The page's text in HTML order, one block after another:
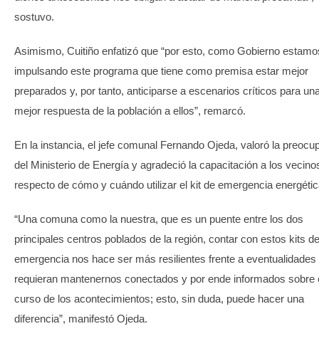
sostuvo.
Asimismo, Cuitiño enfatizó que “por esto, como Gobierno
impulsando este programa que tiene como premisa estar mejor
preparados y, por tanto, anticiparse a escenarios críticos para
mejor respuesta de la población a ellos”, remarcó.
En la instancia, el jefe comunal Fernando Ojeda, valoró la
del Ministerio de Energía y agradeció la capacitación a los
respecto de cómo y cuándo utilizar el kit de emergencia
“Una comuna como la nuestra, que es un puente entre los dos
principales centros poblados de la región, contar con estos kits de
emergencia nos hace ser más resilientes frente a eventualidades
requieran mantenernos conectados y por ende informados sobre
curso de los acontecimientos; esto, sin duda, puede hacer una
diferencia”, manifestó Ojeda.